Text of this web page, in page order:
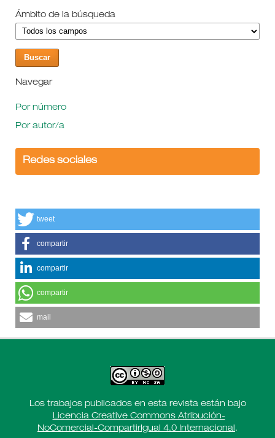
Ámbito de la búsqueda
Navegar
Por número
Por autor/a
Redes sociales
tweet
compartir
compartir
compartir
mail
Los trabajos publicados en esta revista están bajo
Licencia Creative Commons Atribución-
NoComercial-CompartirIgual 4.0 Internacional .